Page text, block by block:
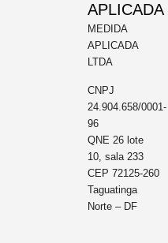
APLICADA
MEDIDA
APLICADA
LTDA
CNPJ
24.904.658/0001-
96
QNE 26 lote
10, sala 233
CEP 72125-260
Taguatinga
Norte – DF